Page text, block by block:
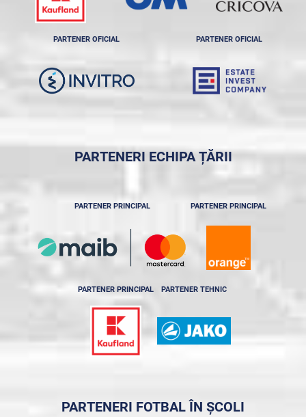
PARTENER OFICIAL PARTENER OFICIAL
PARTENERI ECHIPA ȚĂRII
PARTENER PRINCIPAL PARTENER PRINCIPAL
PARTENER PRINCIPAL PARTENER TEHNIC
PARTENERI FOTBAL ÎN ȘCOLI